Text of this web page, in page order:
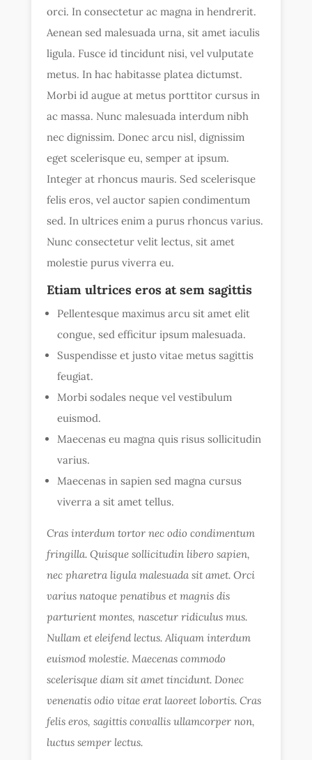
orci. In consectetur ac magna in hendrerit.
Aenean sed malesuada urna, sit amet iaculis
ligula. Fusce id tincidunt nisi, vel vulputate
metus. In hac habitasse platea dictumst.
Morbi id augue at metus porttitor cursus in
ac massa. Nunc malesuada interdum nibh
nec dignissim. Donec arcu nisl, dignissim
eget scelerisque eu, semper at ipsum.
Integer at rhoncus mauris. Sed scelerisque
felis eros, vel auctor sapien condimentum
sed. In ultrices enim a purus rhoncus varius.
Nunc consectetur velit lectus, sit amet
molestie purus viverra eu.
Etiam ultrices eros at sem sagittis
Pellentesque maximus arcu sit amet elit
congue, sed efficitur ipsum malesuada.
Suspendisse et justo vitae metus sagittis
feugiat.
Morbi sodales neque vel vestibulum
euismod.
Maecenas eu magna quis risus sollicitudin
varius.
Maecenas in sapien sed magna cursus
viverra a sit amet tellus.
Cras interdum tortor nec odio condimentum
fringilla. Quisque sollicitudin libero sapien,
nec pharetra ligula malesuada sit amet. Orci
varius natoque penatibus et magnis dis
parturient montes, nascetur ridiculus mus.
Nullam et eleifend lectus. Aliquam interdum
euismod molestie. Maecenas commodo
scelerisque diam sit amet tincidunt. Donec
venenatis odio vitae erat laoreet lobortis. Cras
felis eros, sagittis convallis ullamcorper non,
luctus semper lectus.